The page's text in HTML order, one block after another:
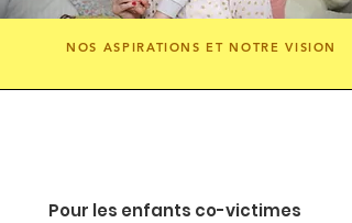
NOS ASPIRATIONS ET NOTRE VISION
Pour les enfants co-victimes